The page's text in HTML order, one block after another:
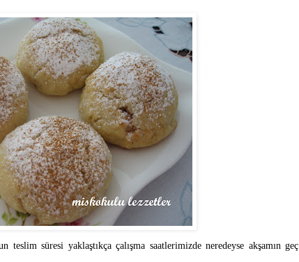
teslim süresi yaklaştıkça çalışma saatlerimizde neredeyse akşamın geç